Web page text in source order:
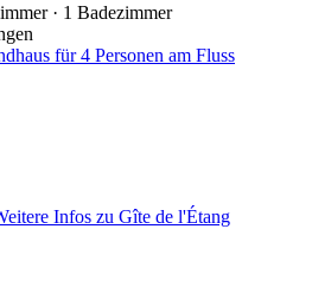
· 1 Badezimmer
für 4 Personen am Fluss
Infos zu Gîte de l'Étang